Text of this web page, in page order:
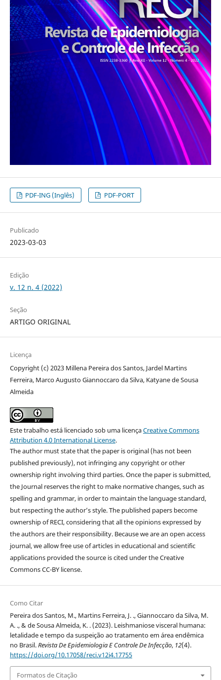
PDF-ING (Inglês) PDF-PORT
Publicado
2023-03-03
Edição
v. 12 n. 4 (2022)
Seção
ARTIGO ORIGINAL
Licença
Copyright (c) 2023 Millena Pereira dos Santos, Jardel Martins
Ferreira, Marco Augusto Giannoccaro da Silva, Katyane de Sousa
Almeida
Este trabalho está licenciado sob uma licençaCreative Commons
Attribution 4.0 International License.
The author must state that the paper is original (has not been
published previously), not infringing any copyright or other
ownership right involving third parties. Once the paper is submitted,
the Journal reserves the right to make normative changes, such as
spelling and grammar, in order to maintain the language standard,
but respecting the author’s style. The published papers become
ownership of RECI, considering that all the opinions expressed by
the authors are their responsibility. Because we are an open access
journal, we allow free use of articles in educational and scientific
applications provided the source is cited under the Creative
Commons CC-BY license.
Como Citar
Pereira dos Santos, M., Martins Ferreira, J. ., Giannoccaro da Silva, M.
A. ., & de Sousa Almeida, K. . (2023). Leishmaniose visceral humana:
letalidade e tempo da suspeição ao tratamento em área endêmica
no Brasil.Revista De Epidemiologia E Controle De Infecção, 12(4).
https://doi.org/10.17058/reci.v12i4.17755
Formatos de Citação